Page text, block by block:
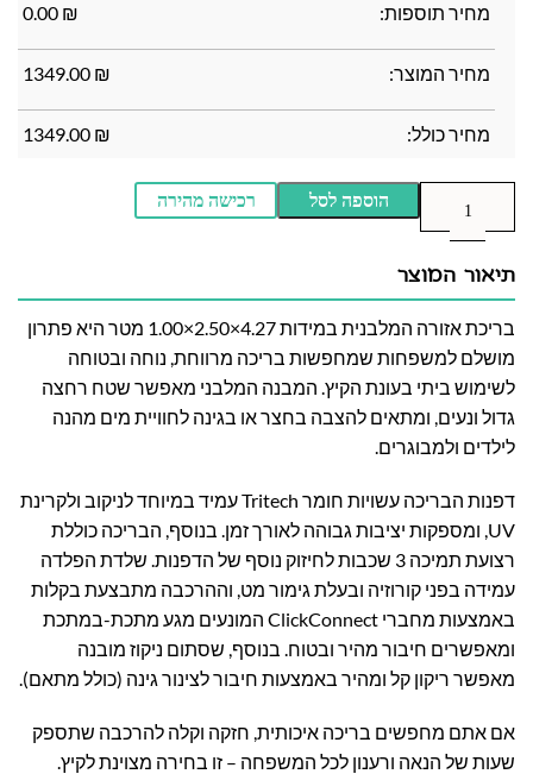
מחיר תוספות: ₪
0.00
מחיר המוצר: ₪
1349.00
מחיר כולל: ₪
1349.00
הוספה לסל רכישה מהירה
תיאור המוצר
בריכת אזורה המלבנית במידות 4.27×2.50×1.00 מטר היא פתרון
מושלם למשפחות שמחפשות בריכה מרווחת, נוחה ובטוחה
לשימוש ביתי בעונת הקיץ. המבנה המלבני מאפשר שטח רחצה
גדול ונעים, ומתאים להצבה בחצר או בגינה לחוויית מים מהנה
לילדים ולמבוגרים.
דפנות הבריכה עשויות חומר Tritech עמיד במיוחד לניקוב ולקרינת
UV, ומספקות יציבות גבוהה לאורך זמן. בנוסף, הבריכה כוללת
רצועת תמיכה 3 שכבות לחיזוק נוסף של הדפנות. שלדת הפלדה
עמידה בפני קורוזיה ובעלת גימור מט, וההרכבה מתבצעת בקלות
באמצעות מחברי ClickConnect המונעים מגע מתכת-במתכת
ומאפשרים חיבור מהיר ובטוח. בנוסף, שסתום ניקוז מובנה
מאפשר ריקון קל ומהיר באמצעות חיבור לצינור גינה (כולל מתאם).
אם אתם מחפשים בריכה איכותית, חזקה וקלה להרכבה שתספק
שעות של הנאה ורענון לכל המשפחה – זו בחירה מצוינת לקיץ.